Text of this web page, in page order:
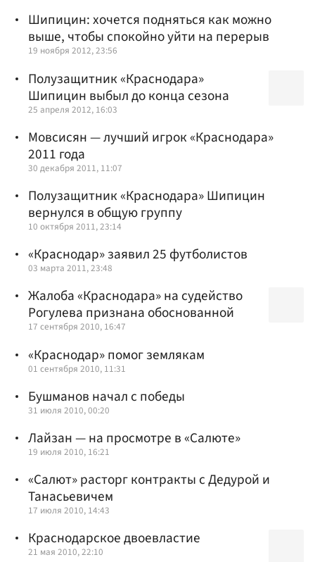
Шипицин: хочется подняться как можно
выше, чтобы спокойно уйти на перерыв
19 ноября 2012, 23:56
Полузащитник «Краснодара»
Шипицин выбыл до конца сезона
25 апреля 2012, 16:03
Мовсисян — лучший игрок «Краснодара»
2011 года
30 декабря 2011, 11:07
Полузащитник «Краснодара» Шипицин
вернулся в общую группу
10 октября 2011, 23:14
«Краснодар» заявил 25 футболистов
03 марта 2011, 23:48
Жалоба «Краснодара» на судейство
Рогулева признана обоснованной
17 сентября 2010, 16:47
«Краснодар» помог землякам
01 сентября 2010, 11:31
Бушманов начал с победы
31 июля 2010, 00:20
Лайзан — на просмотре в «Салюте»
19 июля 2010, 16:21
«Салют» расторг контракты с Дедурой и
Танасьевичем
17 июля 2010, 14:43
Краснодарское двоевластие
21 мая 2010, 22:10